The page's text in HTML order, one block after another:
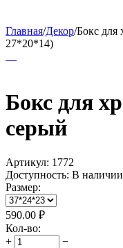
Главная/Декор/Бокс для
27*20*14)
Бокс для
серый
Артикул: 1772
Доступность: В наличии
Размер:
590.00 ₽
Кол-во:
+
−